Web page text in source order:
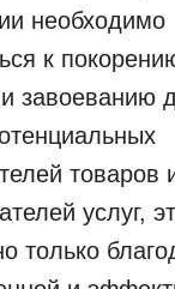
необходимо
к
завоеванию
товаров
услуг,
только